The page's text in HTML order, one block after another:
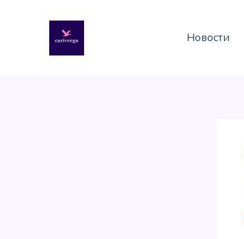
содержимому
Новости